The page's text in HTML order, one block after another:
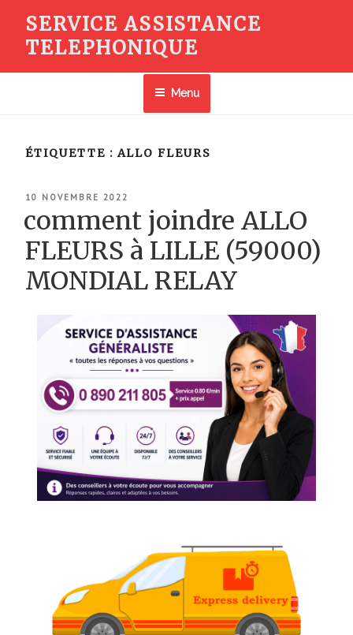
contenu
SERVICE ASSISTANCE
TELEPHONIQUE
Menu
ÉTIQUETTE : ALLO FLEURS
PUBLIÉ
10 NOVEMBRE 2022
comment joindre ALLO
FLEURS à LILLE (59000)
MONDIAL RELAY